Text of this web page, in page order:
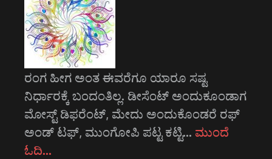
ರಂಗ ಹೀಗ ಅಂತ ಈವರೆಗೂ ಯಾರೂ ಸಷ್ಟ
ನಿರ್ಧಾರಕ್ಕೆ ಬಂದಂತಿಲ್ಲ. ಡೀಸೆಂಟ್ ಅಂದುಕೂಂಡಾಗ
ಮೋಸ್ಟ್‌ ಡಿಫರೆಂಟ್‌, ಮೇದು ಅಂದುಕೊಂಡರೆ ರಫ್
ಅಂಡ್ ಟಫ್, ಮುಂಗೋಪಿ ಪಟ್ಟ ಕಟ್ಟಿ… ಮುಂದೆ
ಓದಿ…